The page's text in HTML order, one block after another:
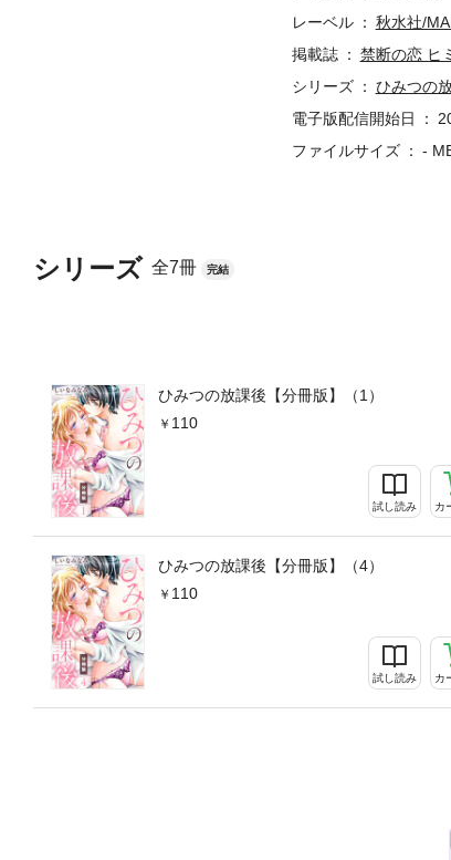
シリーズ 全7冊 完結
ひみつの放課後【分冊版】（1）
110
試し読み カ
ひみつの放課後【分冊版】（4）
110
試し読み カ
レーベル
秋水社/
掲載誌
禁断の恋 ヒ
シリーズ
ひみつの
電子版配信開始日
ファイルサイズ
-